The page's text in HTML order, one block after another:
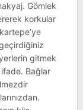
Gömlek
korkular
gitmek
ifade. Bağlar